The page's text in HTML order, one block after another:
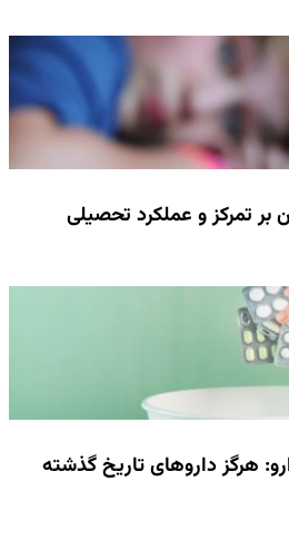
بر تمرکز و عملکرد تحصیلی
هرگز داروهای تاریخ گذشته